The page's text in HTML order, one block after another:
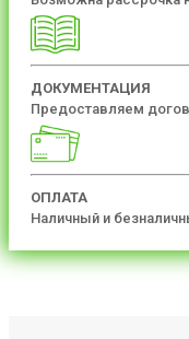
ДОКУМЕНТАЦИЯ
Предоставляем
ОПЛАТА
Наличный и